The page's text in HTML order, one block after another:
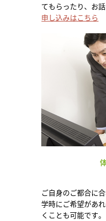
てもらったり、お
申し込みはこちら
ご自身のご都合に
学時にご希望があ
くことも可能です。